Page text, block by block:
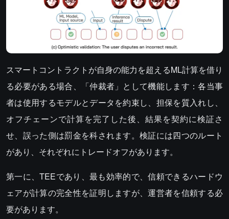
スマートコントラクトが自身の能力を超えるML計算を借り
る必要がある場合、「仲裁者」として機能します：各当事
者は使用するモデルとデータを約束し、担保を質入れし、
オフチェーンで計算を完了した後、結果を契約に検証さ
せ、誤った側は罰金を科されます。検証には四つのルート
があり、それぞれにトレードオフがあります。
第一に、TEEであり、最も効率的で、信頼できるハードウ
ェアが計算の完全性を証明しますが、運営者を信頼する必
要があります。